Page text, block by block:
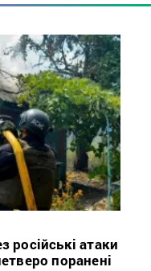
російські атаки
поранені